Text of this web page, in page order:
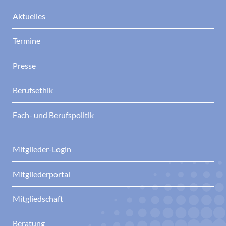
Aktuelles
Termine
Presse
Berufsethik
Fach- und Berufspolitik
Mitglieder-Login
Mitgliederportal
Mitgliedschaft
Beratung